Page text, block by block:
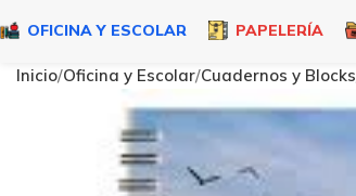
OFICINA Y ESCOLAR PAPELERÍA
Inicio Oficina y Escolar Cuadernos y Blocks